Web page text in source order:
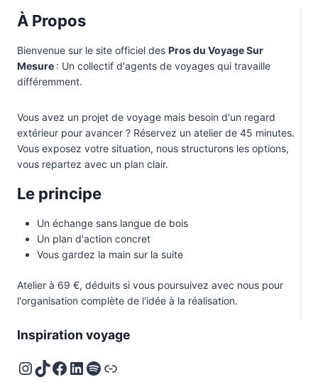
À Propos
Bienvenue sur le site officiel des Pros du Voyage Sur
Mesure : Un collectif d'agents de voyages qui travaille
différemment.
Vous avez un projet de voyage mais besoin d'un regard
extérieur pour avancer ? Réservez un atelier de 45 minutes.
Vous exposez votre situation, nous structurons les options,
vous repartez avec un plan clair.
Le principe
Un échange sans langue de bois
Un plan d'action concret
Vous gardez la main sur la suite
Atelier à 69 €, déduits si vous poursuivez avec nous pour
l'organisation complète de l'idée à la réalisation.
Inspiration voyage
Instagram
TikTok
Facebook
LinkedIn
Spotify
Deezer